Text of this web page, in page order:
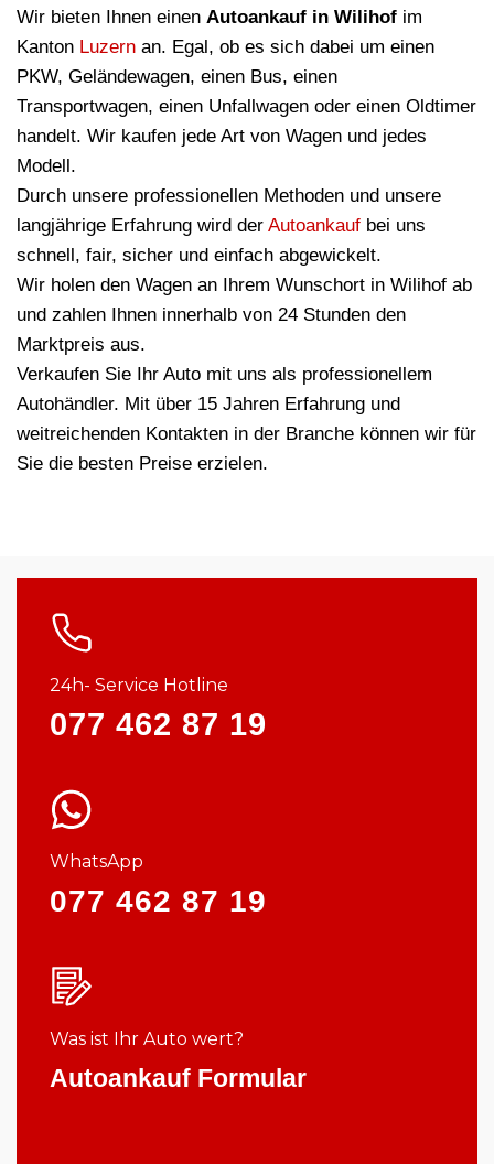
Wir bieten Ihnen einen Autoankauf in Wilihof im
Kanton Luzern an. Egal, ob es sich dabei um einen
PKW, Geländewagen, einen Bus, einen
Transportwagen, einen Unfallwagen oder einen Oldtimer
handelt. Wir kaufen jede Art von Wagen und jedes
Modell.
Durch unsere professionellen Methoden und unsere
langjährige Erfahrung wird der Autoankauf bei uns
schnell, fair, sicher und einfach abgewickelt.
Wir holen den Wagen an Ihrem Wunschort in Wilihof ab
und zahlen Ihnen innerhalb von 24 Stunden den
Marktpreis aus.
Verkaufen Sie Ihr Auto mit uns als professionellem
Autohändler. Mit über 15 Jahren Erfahrung und
weitreichenden Kontakten in der Branche können wir für
Sie die besten Preise erzielen.
24h- Service Hotline
077 462 87 19
WhatsApp
077 462 87 19
Was ist Ihr Auto wert?
Autoankauf Formular